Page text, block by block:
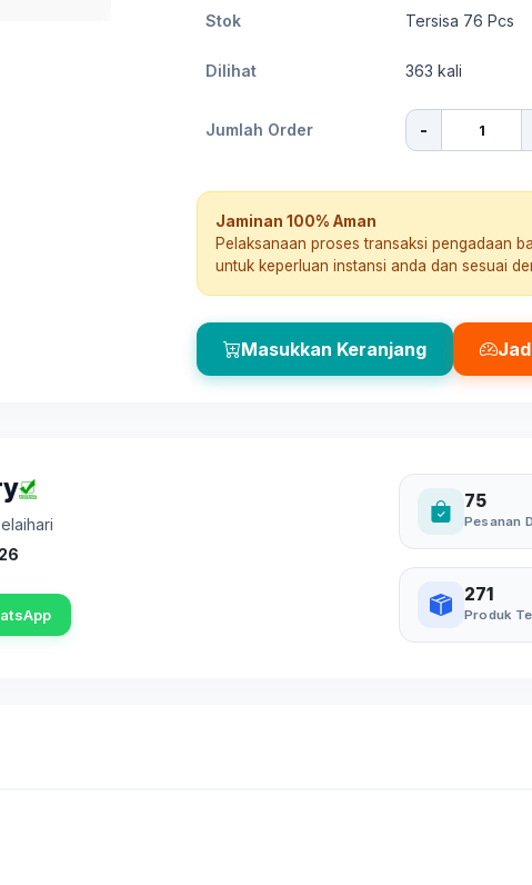
Stok Tersisa 76 Pcs
Dilihat 363 kali
Jumlah Order -
Jaminan 100% Aman
Pelaksanaan proses transaksi pengadaan
untuk keperluan instansi anda dan sesuai
Masukkan Keranjang
75
Pesanan
271
Produk